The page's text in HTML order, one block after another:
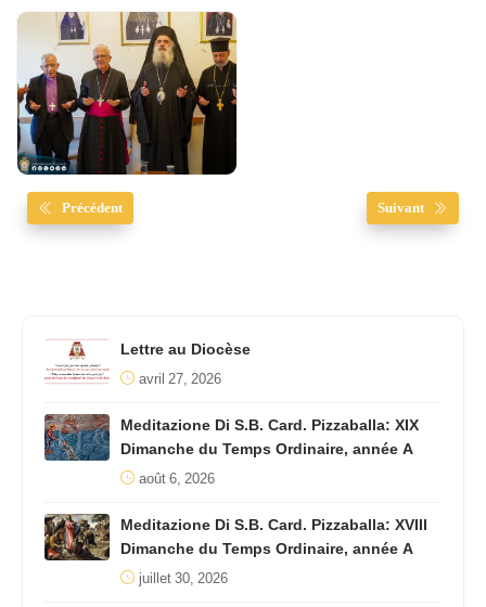
Précédent Suivant
Lettre au Diocèse
avril 27, 2026
Meditazione Di S.B. Card. Pizzaballa: XIX
Dimanche du Temps Ordinaire, année A
août 6, 2026
Meditazione Di S.B. Card. Pizzaballa: XVIII
Dimanche du Temps Ordinaire, année A
juillet 30, 2026